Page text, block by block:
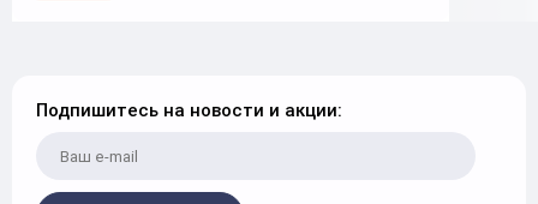
Подпишитесь на новости и акции: